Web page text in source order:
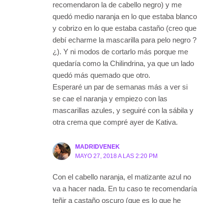
recomendaron la de cabello negro) y me
quedó medio naranja en lo que estaba blanco
y cobrizo en lo que estaba castaño (creo que
debí echarme la mascarilla para pelo negro ?
¿). Y ni modos de cortarlo más porque me
quedaría como la Chilindrina, ya que un lado
quedó más quemado que otro.
Esperaré un par de semanas más a ver si
se cae el naranja y empiezo con las
mascarillas azules, y seguiré con la sábila y
otra crema que compré ayer de Kativa.
MADRIDVENEK
MAYO 27, 2018 A LAS 2:20 PM
Con el cabello naranja, el matizante azul no
va a hacer nada. En tu caso te recomendaría
teñir a castaño oscuro (que es lo que he